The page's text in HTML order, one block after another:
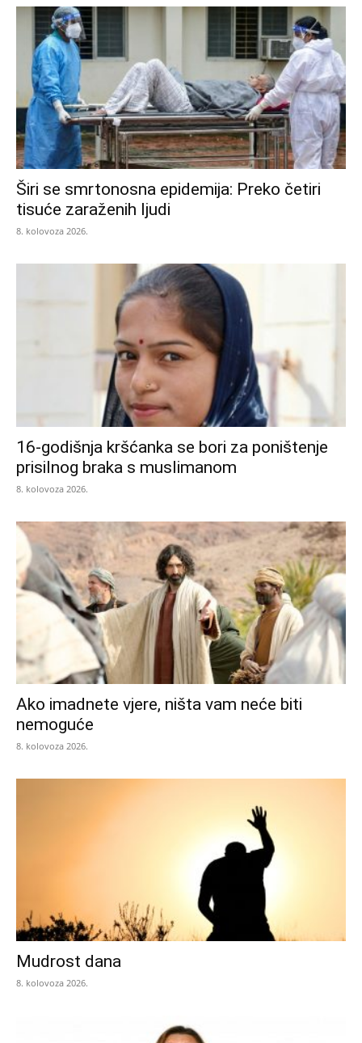
Širi se smrtonosna epidemija: Preko četiri
tisuće zaraženih ljudi
8. kolovoza 2026.
16-godišnja kršćanka se bori za poništenje
prisilnog braka s muslimanom
8. kolovoza 2026.
Ako imadnete vjere, ništa vam neće biti
nemoguće
8. kolovoza 2026.
Mudrost dana
8. kolovoza 2026.